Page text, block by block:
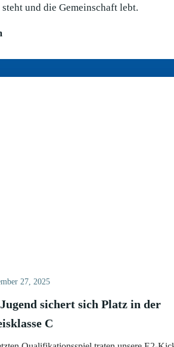
und die Gemeinschaft lebt.
27, 2025
sichert sich Platz in der
C